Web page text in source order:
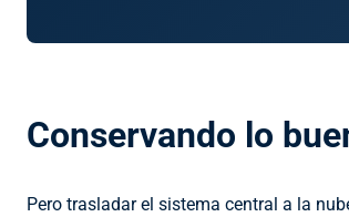
Conservando lo
Pero trasladar el sistema central a la